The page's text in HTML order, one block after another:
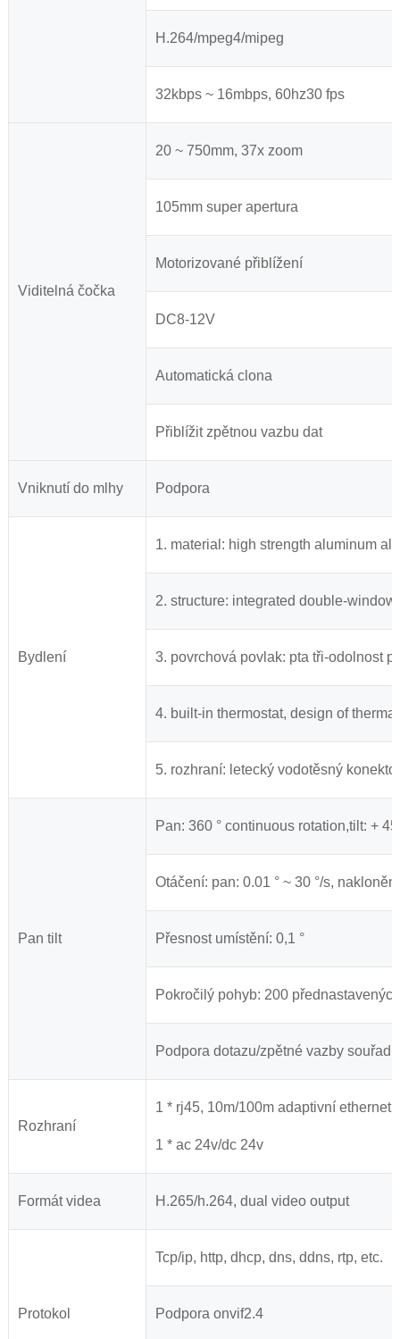
H.264/mpeg4/mipeg
32kbps ~ 16mbps, 60hz30 fps
Viditelná čočka
20 ~ 750mm, 37x zoom
105mm super apertura
Motorizované přiblížení
DC8-12V
Automatická clona
Přiblížit zpětnou vazbu dat
Vniknutí do mlhy Podpora
Bydlení
1. material: high strength aluminum
2. structure: integrated double-
3. povrchová povlak: pta tři-odolnost
4. built-in thermostat, design of
5. rozhraní: letecký vodotěsný konektor
Pan tilt
Pan: 360 ° continuous rotation,tilt: + 45
Otáčení: pan: 0.01 ° ~ 30 °/s,
Přesnost umístění: 0,1 °
Pokročilý pohyb: 200
Podpora dotazu/zpětné vazby
Rozhraní
1 * rj45, 10m/100m adaptivní ethernet
1 * ac 24v/dc 24v
Formát videa H.265/h.264, dual video output
Protokol
Tcp/ip, http, dhcp, dns, ddns, rtp, etc.
Podpora onvif2.4